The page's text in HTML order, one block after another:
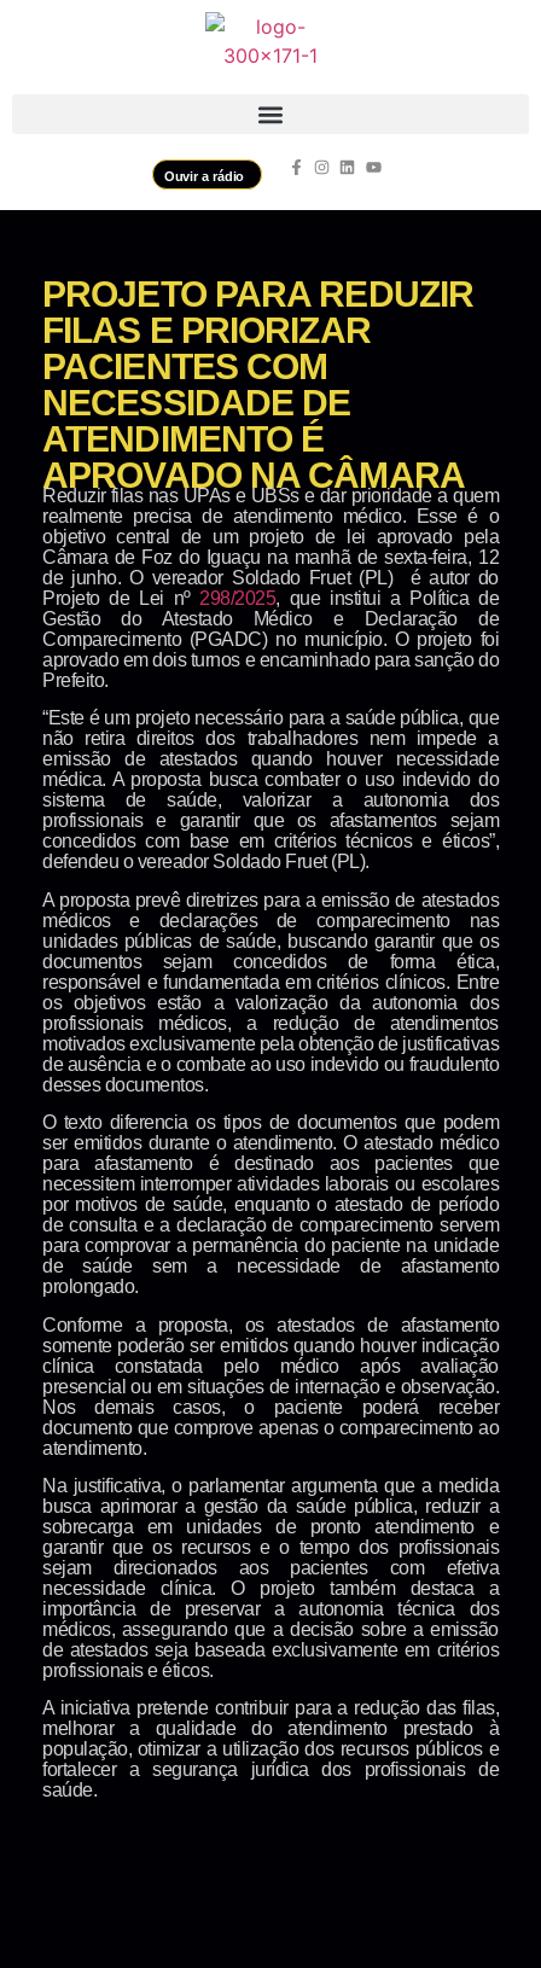
Ouvir a rádio
PROJETO PARA REDUZIR
FILAS E PRIORIZAR
PACIENTES COM
NECESSIDADE DE
ATENDIMENTO É
APROVADO NA CÂMARA
Reduzir filas nas UPAs e UBSs e dar prioridade a quem
realmente precisa de atendimento médico. Esse é o
objetivo central de um projeto de lei aprovado pela
Câmara de Foz do Iguaçu na manhã de sexta-feira, 12
de junho. O vereador Soldado Fruet (PL) é autor do
Projeto de Lei nº 298/2025, que institui a Política de
Gestão do Atestado Médico e Declaração de
Comparecimento (PGADC) no município. O projeto foi
aprovado em dois turnos e encaminhado para sanção do
Prefeito.
“Este é um projeto necessário para a saúde pública, que
não retira direitos dos trabalhadores nem impede a
emissão de atestados quando houver necessidade
médica. A proposta busca combater o uso indevido do
sistema de saúde, valorizar a autonomia dos
profissionais e garantir que os afastamentos sejam
concedidos com base em critérios técnicos e éticos”,
defendeu o vereador Soldado Fruet (PL).
A proposta prevê diretrizes para a emissão de atestados
médicos e declarações de comparecimento nas
unidades públicas de saúde, buscando garantir que os
documentos sejam concedidos de forma ética,
responsável e fundamentada em critérios clínicos. Entre
os objetivos estão a valorização da autonomia dos
profissionais médicos, a redução de atendimentos
motivados exclusivamente pela obtenção de justificativas
de ausência e o combate ao uso indevido ou fraudulento
desses documentos.
O texto diferencia os tipos de documentos que podem
ser emitidos durante o atendimento. O atestado médico
para afastamento é destinado aos pacientes que
necessitem interromper atividades laborais ou escolares
por motivos de saúde, enquanto o atestado de período
de consulta e a declaração de comparecimento servem
para comprovar a permanência do paciente na unidade
de saúde sem a necessidade de afastamento
prolongado.
Conforme a proposta, os atestados de afastamento
somente poderão ser emitidos quando houver indicação
clínica constatada pelo médico após avaliação
presencial ou em situações de internação e observação.
Nos demais casos, o paciente poderá receber
documento que comprove apenas o comparecimento ao
atendimento.
Na justificativa, o parlamentar argumenta que a medida
busca aprimorar a gestão da saúde pública, reduzir a
sobrecarga em unidades de pronto atendimento e
garantir que os recursos e o tempo dos profissionais
sejam direcionados aos pacientes com efetiva
necessidade clínica. O projeto também destaca a
importância de preservar a autonomia técnica dos
médicos, assegurando que a decisão sobre a emissão
de atestados seja baseada exclusivamente em critérios
profissionais e éticos.
A iniciativa pretende contribuir para a redução das filas,
melhorar a qualidade do atendimento prestado à
população, otimizar a utilização dos recursos públicos e
fortalecer a segurança jurídica dos profissionais de
saúde.